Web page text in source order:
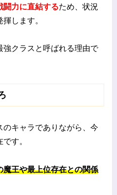
闘力に直結するため、状況
します。
強クラスと呼ばれる理由で
のキャラでありながら、今
す。
魔王や最上位存在との関係